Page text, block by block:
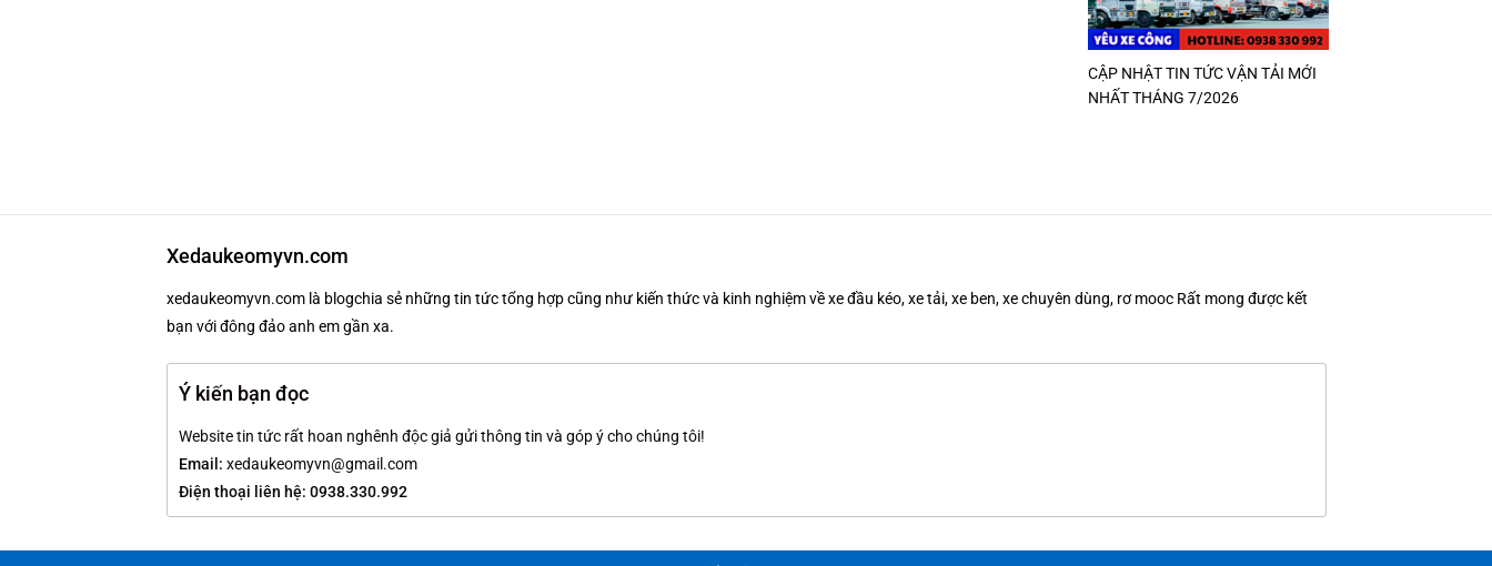
CẬP NHẬT TIN TỨC VẬN TẢI MỚI
NHẤT THÁNG 7/2026
Xedaukeomyvn.com
xedaukeomyvn.com là blogchia sẻ những tin tức tổng hợp cũng như kiến thức và kinh nghiệm về xe đầu kéo, xe tải, xe ben, xe chuyên dùng, rơ mooc Rất mong được kết
bạn với đông đảo anh em gần xa.
Ý kiến bạn đọc
Website tin tức rất hoan nghênh độc giả gửi thông tin và góp ý cho chúng tôi!
Email: xedaukeomyvn@gmail.com
Điện thoại liên hệ: 0938.330.992